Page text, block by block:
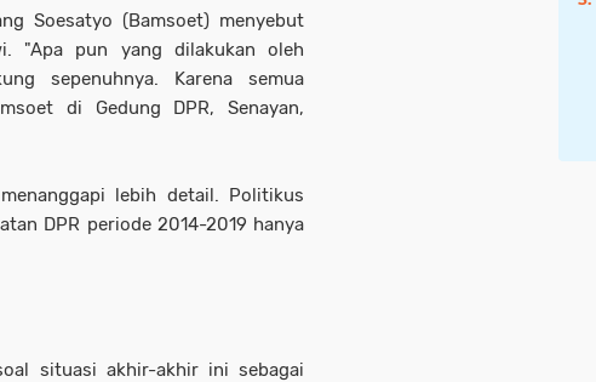
Soesatyo (Bamsoet) menyebut
"Apa pun yang dilakukan oleh
sepenuhnya. Karena semua
di Gedung DPR, Senayan,
lebih detail. Politikus
DPR periode 2014-2019 hanya
situasi akhir-akhir ini sebagai